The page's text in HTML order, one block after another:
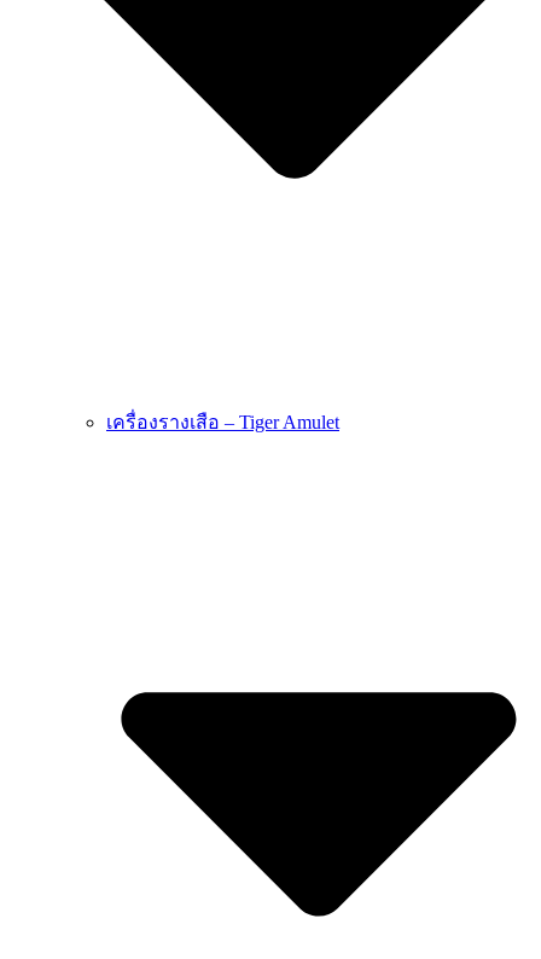
เครื่องรางเสือ – Tiger Amulet